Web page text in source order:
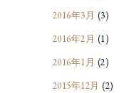
2016年3月 (3)
2016年2月 (1)
2016年1月 (2)
2015年12月 (2)